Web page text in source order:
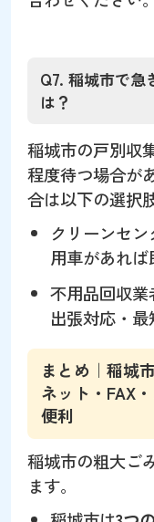
Q7. 稲城市で急
は？
稲城市の戸別収
程度待つ場合が
合は以下の選択
クリーンセ
用車があれば
不用品回収
出張対応・最
まとめ｜稲城
ネット・FAX
便利
稲城市の粗大ご
ます。